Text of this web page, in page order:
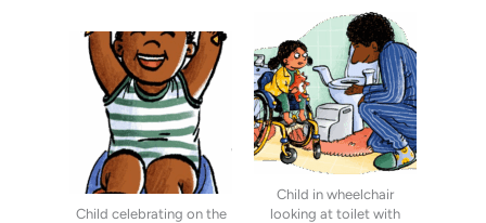
Child in wheelchair
looking at toilet with
Child celebrating on the